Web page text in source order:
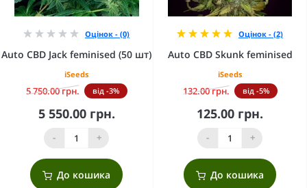
Оцінок - (0)
Auto CBD Jack feminised (50 шт)
iSeeds
5 750.00 грн. від -3%
5 550.00 грн.
- +
До кошика
Оцінок - (2)
Auto CBD Skunk feminised
iSeeds
132.00 грн. від -5%
125.00 грн.
- +
До кошика